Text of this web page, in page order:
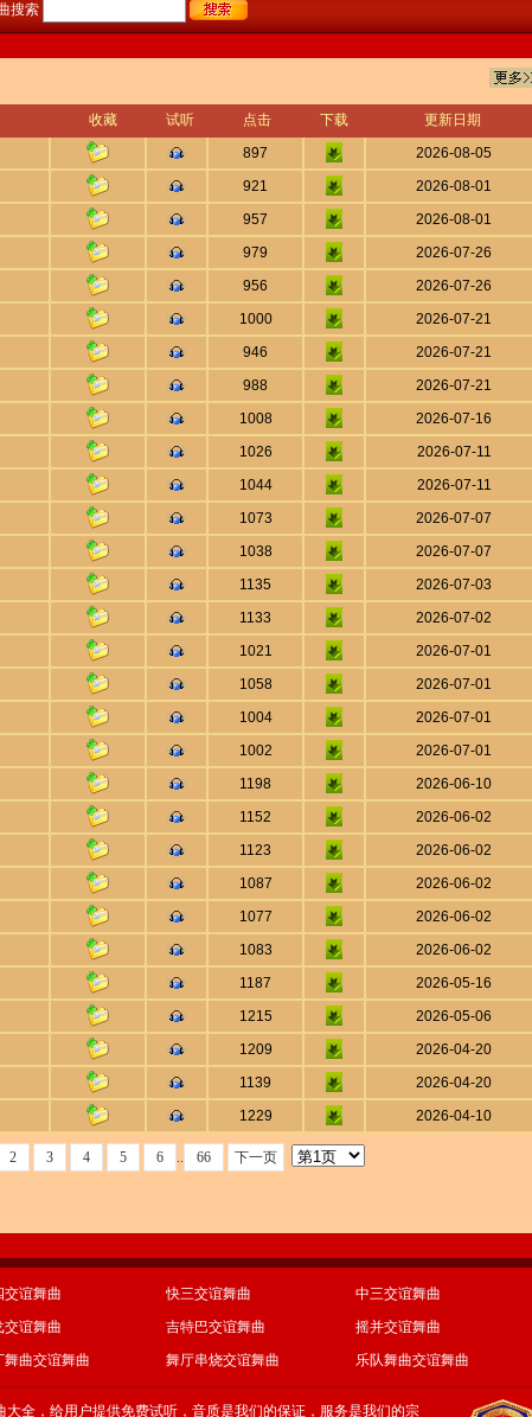
搜索
收藏 试听 点击 下载
更新日期
897
2026-08-05
921
2026-08-01
957
2026-08-01
979
2026-07-26
956
2026-07-26
1000
2026-07-21
946
2026-07-21
988
2026-07-21
1008
2026-07-16
1026
2026-07-11
1044
2026-07-11
1073
2026-07-07
1038
2026-07-07
1135
2026-07-03
1133
2026-07-02
1021
2026-07-01
1058
2026-07-01
1004
2026-07-01
1002
2026-07-01
1198
2026-06-10
1152
2026-06-02
1123
2026-06-02
1087
2026-06-02
1077
2026-06-02
1083
2026-06-02
1187
2026-05-16
1215
2026-05-06
1209
2026-04-20
1139
2026-04-20
1229 2026-04-10
2 3 4 5 6 .. 66 下一页
交谊舞曲 快三交谊舞曲
中三交谊舞曲
交谊舞曲 吉特巴交谊舞曲
摇并交谊舞曲
舞曲交谊舞曲 舞厅串烧交谊舞曲 乐队舞曲交谊舞曲
大全 ，给用户提供免费试听，音质是我们的保证，服务是我们的宗